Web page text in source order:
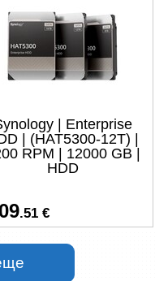
| Enterprise
| (HAT5300-12T) |
RPM | 12000 GB |
HDD
.51 €